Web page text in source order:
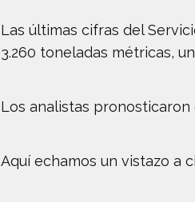
Las últimas cifras del
3.260 toneladas métricas,
Los analistas pronosticaron
Aquí echamos un vistazo a